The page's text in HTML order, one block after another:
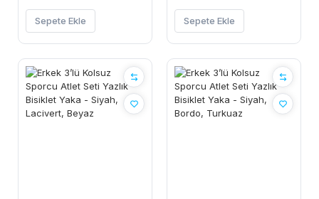
Sepete Ekle Sepete Ekle